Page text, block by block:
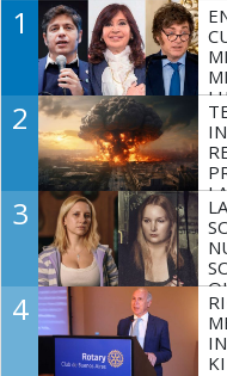
1
2
3
4